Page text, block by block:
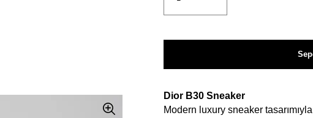
Dior B30 Sneaker
Modern luxury sneaker